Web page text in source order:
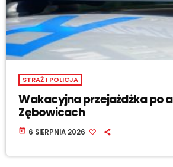
STRAŻ I POLICJA
Wakacyjna przejażdżka po
Zębowicach
today 6 SIERPNIA 2026